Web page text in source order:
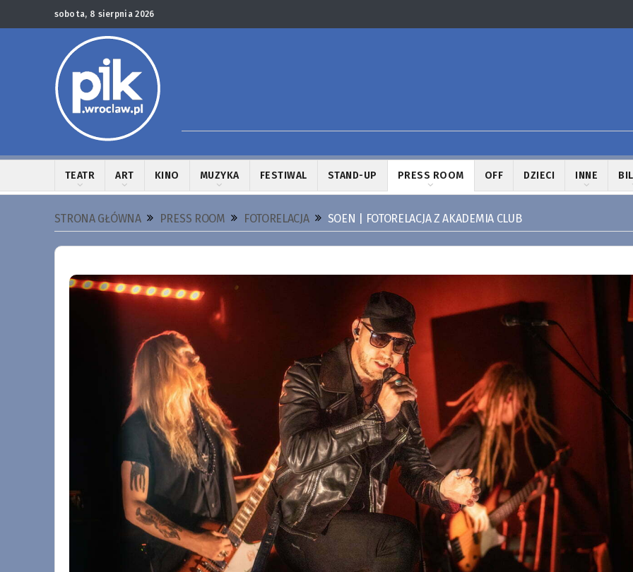
sobota, 8 sierpnia 2026
TEATR ART KINO MUZYKA FESTIWAL STAND-UP PRESS ROOM OFF DZIECI INNE
STRONA GŁÓWNA PRESS ROOM FOTORELACJA SOEN | FOTORELACJA Z AKADEMIA CLUB